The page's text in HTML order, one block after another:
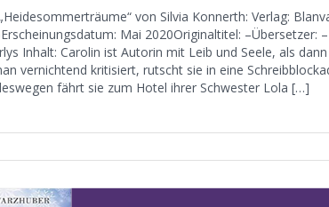
von Silvia Konnerth: Verlag:
Mai 2020Originaltitel: –Übersetzer:
Inhalt: Carolin ist Autorin mit Leib und Seele, als
vernichtend kritisiert, rutscht sie in eine
fährt sie zum Hotel ihrer Schwester Lola […]